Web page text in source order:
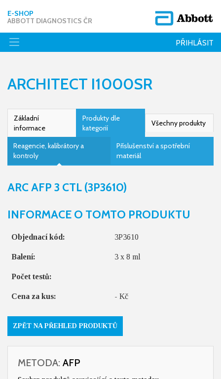
E-SHOP
ABBOTT DIAGNOSTICS ČR
PŘIHLÁSIT
ARCHITECT I1000SR
Základní
informace
Produkty dle
kategorií
Všechny produkty
Reagencie, kalibrátory a
kontroly
Příslušenství a spotřební
materiál
ARC AFP 3 CTL (3P3610)
INFORMACE O TOMTO PRODUKTU
Objednací kód: 3P3610
Balení: 3 x 8 ml
Počet testů:
Cena za kus: - Kč
ZPĚT NA PŘEHLED PRODUKTŮ
METODA: AFP